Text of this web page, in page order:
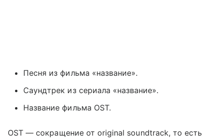
Песня из фильма «название».
Саундтрек из сериала «название».
Название фильма OST.
OST — сокращение от original soundtrack, то есть